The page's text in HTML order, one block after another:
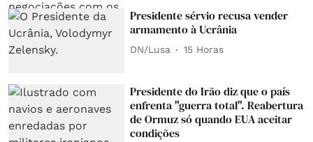
Presidente sérvio recusa vender
armamento à Ucrânia
DN/Lusa 15 Horas
Presidente do Irão diz que o país
enfrenta "guerra total". Reabertura
de Ormuz só quando EUA aceitar
condições